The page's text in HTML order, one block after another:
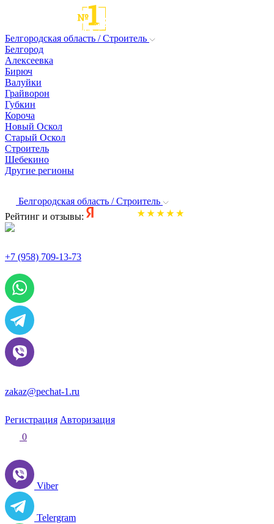
Белгородская область / Строитель
Белгород
Алексеевка
Бирюч
Валуйки
Грайворон
Губкин
Короча
Новый Оскол
Старый Оскол
Строитель
Шебекино
Другие регионы
Белгородская область / Строитель
Рейтинг и отзывы:
+7 (958) 709-13-73
zakaz@pechat-1.ru
Регистрация Авторизация
0
Viber
Telergram